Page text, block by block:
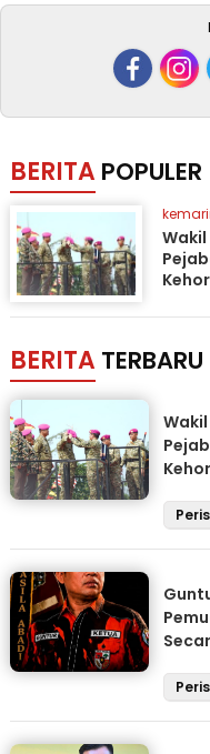
BERITA POPULER
Wakil
BERITA TERBARU